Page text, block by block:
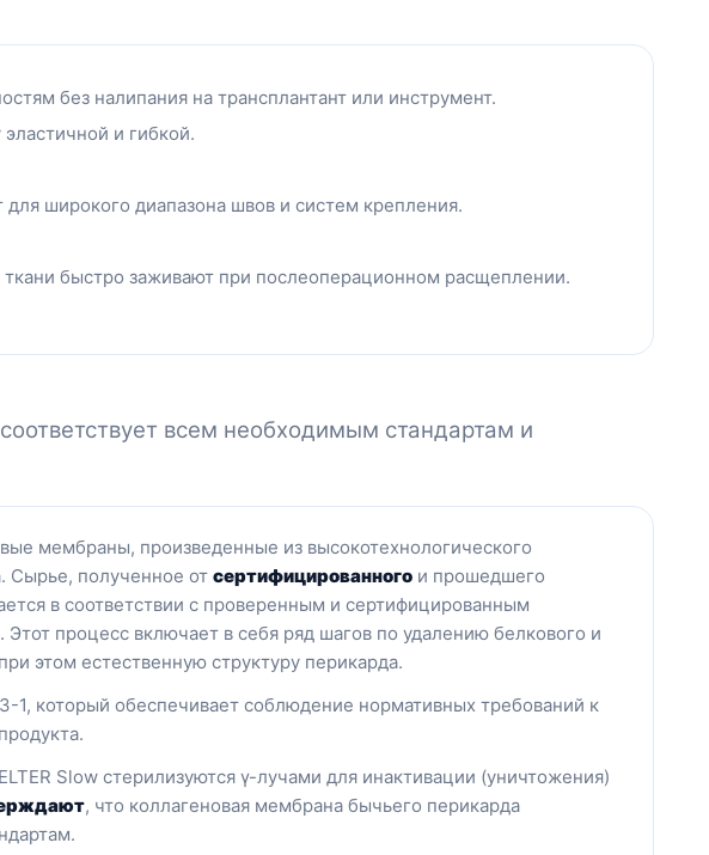
без налипания на трансплантант или инструмент.
и гибкой.
широкого диапазона швов и систем крепления.
быстро заживают при послеоперационном расщеплении.
всем необходимым стандартам и
мембраны, произведенные из высокотехнологического
Сырье, полученное от сертифицированного и прошедшего
в соответствии с проверенным и сертифицированным
процесс включает в себя ряд шагов по удалению белкового и
этом естественную структуру перикарда.
1, который обеспечивает соблюдение нормативных требований к
Slow стерилизуются γ-лучами для инактивации (уничтожения)
, что коллагеновая мембрана бычьего перикарда